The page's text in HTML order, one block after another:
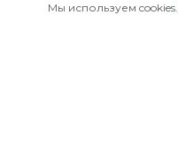
Условия оплаты
Мы используем cookies.